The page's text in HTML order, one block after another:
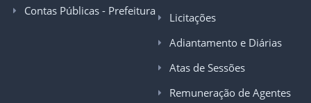
Contas Públicas - Prefeitura
Licitações
Adiantamento e Diárias
Atas de Sessões
Remuneração de Agentes